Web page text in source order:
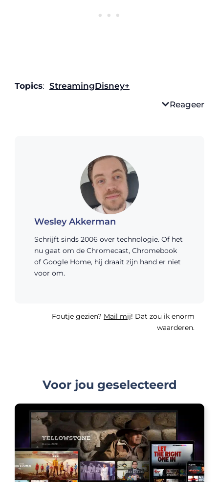
Topics: StreamingDisney+
Reageer
Wesley Akkerman
Schrijft sinds 2006 over technologie. Of het
nu gaat om de Chromecast, Chromebook
of Google Home, hij draait zijn hand er niet
voor om.
Foutje gezien? Mail mij! Dat zou ik enorm
waarderen.
Voor jou geselecteerd